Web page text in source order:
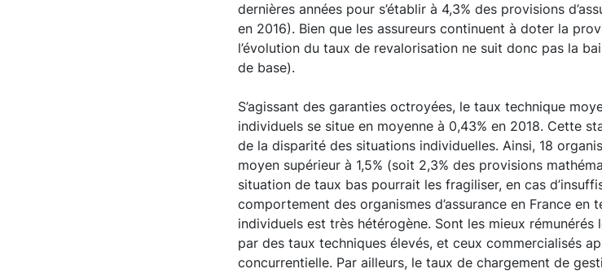
dernières années pour s’établir à 4,3% des provisions
en 2016). Bien que les assureurs continuent à doter la
l’évolution du taux de revalorisation ne suit donc pas la
de base).
S’agissant des garanties octroyées, le taux technique
individuels se situe en moyenne à 0,43% en 2018. Cette
de la disparité des situations individuelles. Ainsi, 18
moyen supérieur à 1,5% (soit 2,3% des provisions
situation de taux bas pourrait les fragiliser, en cas
comportement des organismes d’assurance en France
individuels est très hétérogène. Sont les mieux
par des taux techniques élevés, et ceux commercialisés
concurrentielle. Par ailleurs, le taux de chargement de